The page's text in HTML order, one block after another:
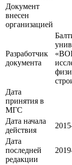
Документ
внесен
организацией
Разработчик
документа
Дата
принятия в
МГС
Дата начала
действия
Дата
последней
редакции